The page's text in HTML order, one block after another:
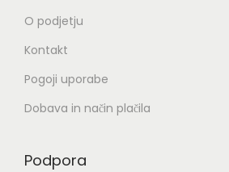
O podjetju
Kontakt
Pogoji uporabe
Dobava in način plačila
Podpora